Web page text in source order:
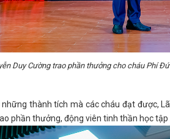
Duy Cường trao phần thưởng cho cháu Phí
thành tích mà các cháu đạt được,
phần thưởng, động viên tinh thần học tập